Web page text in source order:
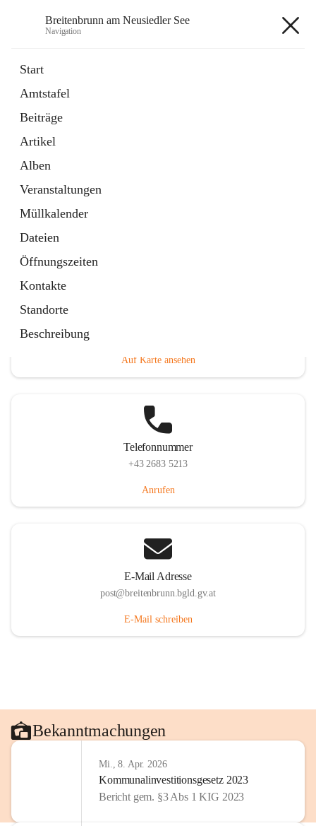
Breitenbrunn am Neusiedler See
Navigation
Start
Amtstafel
Beiträge
Artikel
Alben
Veranstaltungen
Müllkalender
Dateien
Öffnungszeiten
Kontakte
Standorte
Beschreibung
18 Schnellzugriffe
Gemeindeservice
Auf Karte ansehen
Telefonnummer
+43 2683 5213
Anrufen
E-Mail Adresse
post@breitenbrunn.bgld.gv.at
E-Mail schreiben
Bekanntmachungen
Mi., 8. Apr. 2026
Kommunalinvestitionsgesetz 2023
Bericht gem. §3 Abs 1 KIG 2023